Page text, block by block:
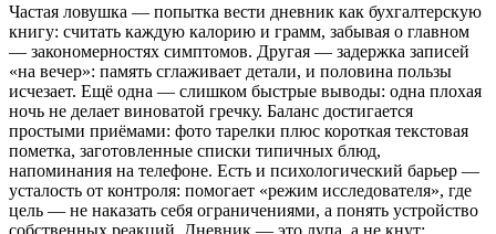
Частая ловушка — попытка вести дневник как бухгалтерскую
книгу: считать каждую калорию и грамм, забывая о главном
— закономерностях симптомов. Другая — задержка записей
«на вечер»: память сглаживает детали, и половина пользы
исчезает. Ещё одна — слишком быстрые выводы: одна плохая
ночь не делает виноватой гречку. Баланс достигается
простыми приёмами: фото тарелки плюс короткая текстовая
пометка, заготовленные списки типичных блюд,
напоминания на телефоне. Есть и психологический барьер —
усталость от контроля: помогает «режим исследователя», где
цель — не наказать себя ограничениями, а понять устройство
собственных реакций. Дневник — это лупа, а не кнут;